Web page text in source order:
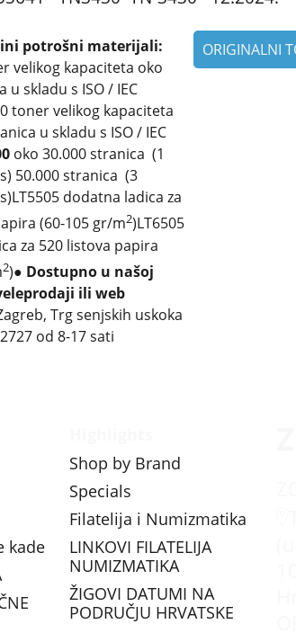
ORIGINALNI
potrošni materijali:
velikog kapaciteta oko
u skladu s ISO / IEC
toner velikog kapaciteta
u skladu s ISO / IEC
oko 30.000 stranica (1
50.000 stranica (3
LT5505 dodatna ladica za
(60-105 gr/m2)LT6505
za 520 listova papira
2)● Dostupno u našoj
ili web
Trg senjskih uskoka
od 8-17 sati
kade
Shop by Brand
Specials
Filatelija i Numizmatika
LINKOVI FILATELIJA
NUMIZMATIKA
ŽIGOVI DATUMI NA
PODRUČJU HRVATSKE